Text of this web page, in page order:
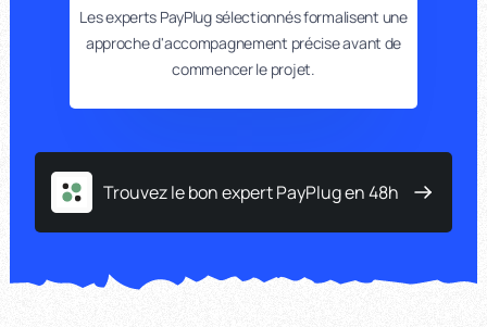
Les experts PayPlug sélectionnés formalisent une
approche d'accompagnement précise avant de
commencer le projet.
Trouvez le bon expert PayPlug en 48h